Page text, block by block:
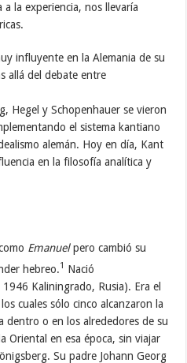
la experiencia, nos llevaría
influyente en la Alemania de su
allá del debate entre
Hegel y Schopenhauer se vieron
el sistema kantiano
alemán. Hoy en día, Kant
en la filosofía analítica y
Emanuelpero cambió su
hebreo.1 Nació
Kaliningrado, Rusia). Era el
cuales sólo cinco alcanzaron la
dentro o en los alrededores de su
Oriental en esa época, sin viajar
Su padre Johann Georg